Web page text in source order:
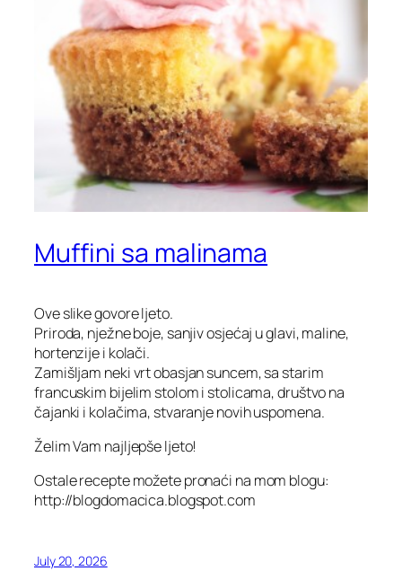
Muffini sa malinama
Ove slike govore ljeto.
Priroda, nježne boje, sanjiv osjećaj u glavi, maline,
hortenzije i kolači.
Zamišljam neki vrt obasjan suncem, sa starim
francuskim bijelim stolom i stolicama, društvo na
čajanki i kolačima, stvaranje novih uspomena.
Želim Vam najljepše ljeto!
Ostale recepte možete pronaći na mom blogu:
http://blogdomacica.blogspot.com
July 20, 2026